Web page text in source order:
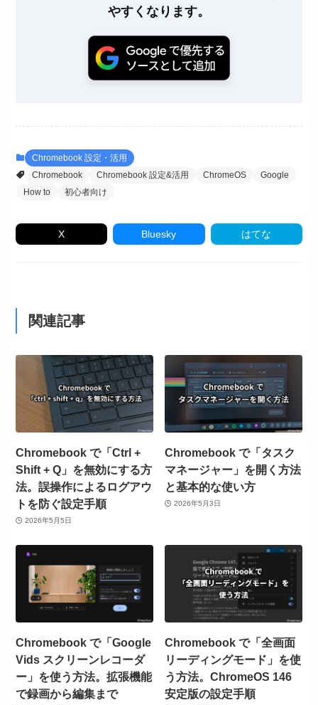
やすくなります。
Chromebook 設定・活用
Chromebook
Chromebook 設定&活用 ChromeOS
Google
How to
初心者向け
X Bluesky はてな
関連記事
Chromebook で「Ctrl +
Shift + Q」を無効にする方
法。誤操作によるログアウ
トを防ぐ設定手順
2026年5月5日
Chromebook で「タスク
マネージャー」を開く方法
と基本的な使い方
2026年5月3日
Chromebook で「Google
Vids スクリーンレコーダ
ー」を使う方法。拡張機能
で録画から編集まで
Chromebook で「全画面
リーディングモード」を使
う方法。ChromeOS 146
安定版の設定手順